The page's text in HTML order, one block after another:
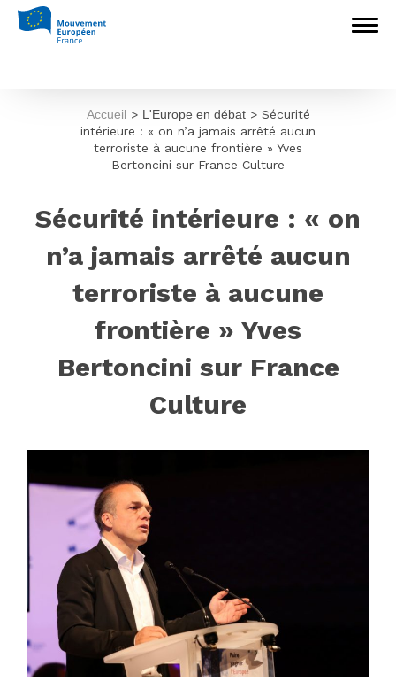
Accueil > L'Europe en débat> Sécurité
intérieure : « on n’a jamais arrêté aucun
terroriste à aucune frontière » Yves
Bertoncini sur France Culture
Sécurité intérieure : « on
n’a jamais arrêté aucun
terroriste à aucune
frontière » Yves
Bertoncini sur France
Culture